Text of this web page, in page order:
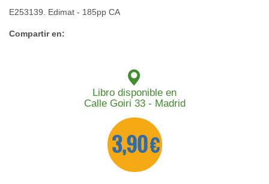
E253139. Edimat - 185pp CA
Compartir en:
Libro disponible en
Calle Goiri 33 - Madrid
3,90 €